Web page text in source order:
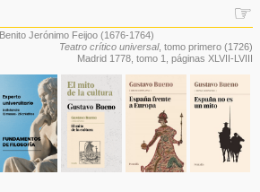
☞
Benito Jerónimo Feijoo (1676-1764)
Teatro crítico universal, tomo primero (1726)
Madrid 1778, tomo 1, páginas XLVII-LVIII